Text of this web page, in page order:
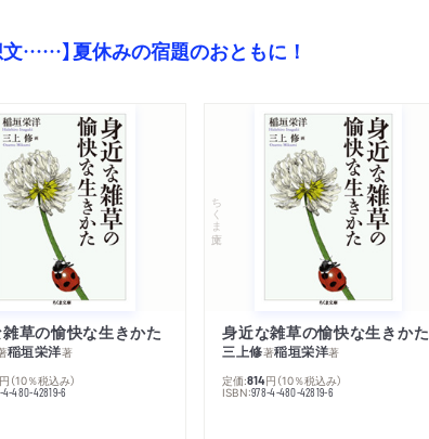
文……】夏休みの宿題のおともに！
草の愉快な生きかた
稲垣栄洋著
（10％税込み）
4-480-42819-6
ちくま文庫
身近な雑草の愉快な生きかた
三上修著稲垣栄洋著
定価:814円 （10％税込み）
ISBN:978-4-480-42819-6